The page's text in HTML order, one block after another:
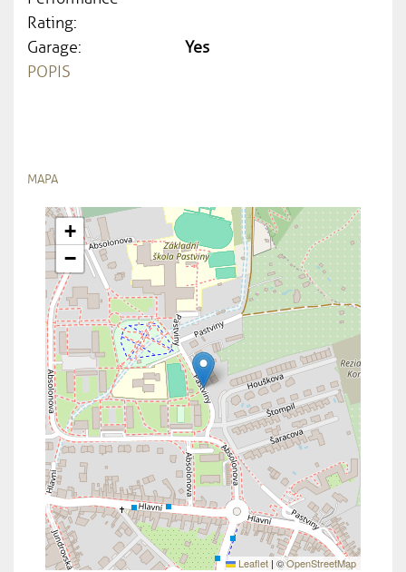
Rating:
Garage:
Yes
POPIS
MAPA
+
−
Leaflet | ©OpenStreetMap